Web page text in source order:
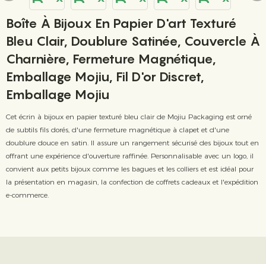
Boîte À Bijoux En Papier D'art Texturé
Bleu Clair, Doublure Satinée, Couvercle À
Charnière, Fermeture Magnétique,
Emballage Mojiu, Fil D'or Discret,
Emballage Mojiu
Cet écrin à bijoux en papier texturé bleu clair de Mojiu Packaging est orné
de subtils fils dorés, d'une fermeture magnétique à clapet et d'une
doublure douce en satin. Il assure un rangement sécurisé des bijoux tout en
offrant une expérience d'ouverture raffinée. Personnalisable avec un logo, il
convient aux petits bijoux comme les bagues et les colliers et est idéal pour
la présentation en magasin, la confection de coffrets cadeaux et l'expédition
e-commerce.